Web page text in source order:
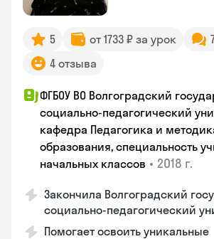
5 от 1733 ₽ за урок
4 отзыва
ФГБОУ ВО Волгоградский
социально-педагогический
кафедра Педагогика и
образования, специальность
начальных классов • 2018 г.
Закончила Волгоградский
социально-педагогический
Помогает освоить уникальные